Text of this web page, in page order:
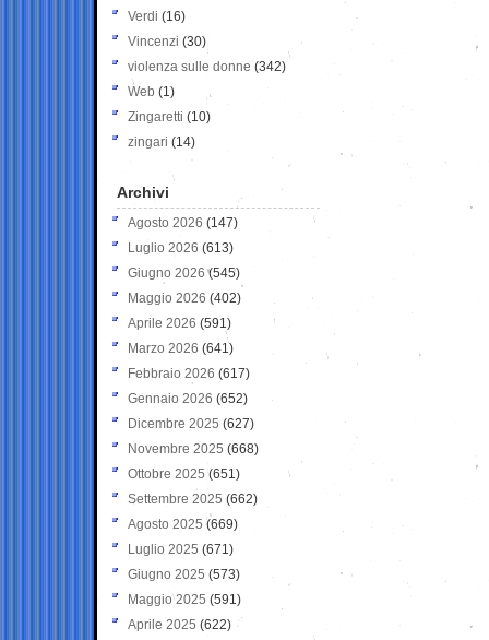
Verdi (16)
Vincenzi (30)
violenza sulle donne (342)
Web (1)
Zingaretti (10)
zingari (14)
Archivi
Agosto 2026 (147)
Luglio 2026 (613)
Giugno 2026 (545)
Maggio 2026 (402)
Aprile 2026 (591)
Marzo 2026 (641)
Febbraio 2026 (617)
Gennaio 2026 (652)
Dicembre 2025 (627)
Novembre 2025 (668)
Ottobre 2025 (651)
Settembre 2025 (662)
Agosto 2025 (669)
Luglio 2025 (671)
Giugno 2025 (573)
Maggio 2025 (591)
Aprile 2025 (622)